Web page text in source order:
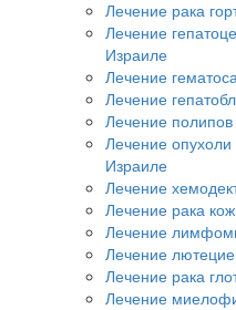
Лечение рака
Лечение
Израиле
Лечение
Лечение
Лечение
Лечение опухоли
Израиле
Лечение
Лечение рака
Лечение
Лечение
Лечение рака
Лечение